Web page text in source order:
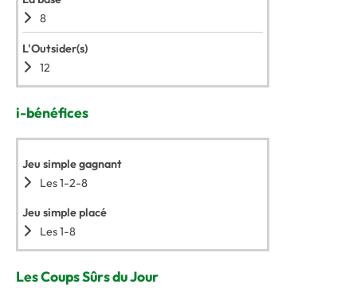
8
L'Outsider(s)
12
i-bénéfices
Jeu simple gagnant
Les 1-2-8
Jeu simple placé
Les 1-8
Les Coups Sûrs du Jour